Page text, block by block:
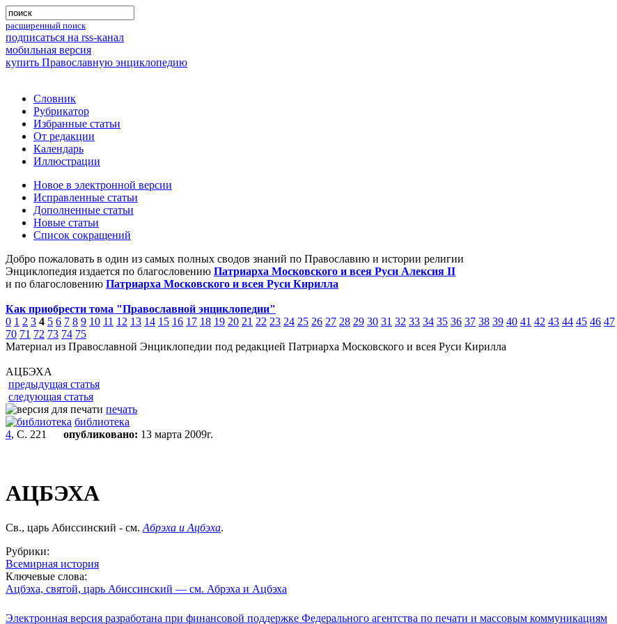
расширенный поиск
подписаться на rss-канал
мобильная версия
купить Православную энциклопедию
Словник
Рубрикатор
Избранные статьи
От редакции
Календарь
Иллюстрации
Новое в электронной версии
Исправленные статьи
Дополненные статьи
Новые статьи
Список сокращений
Добро пожаловать в один из самых полных сводов знаний по Православию и истории религии
Энциклопедия издается по благословению Патриарха Московского и всея Руси Алексия II
и по благословению Патриарха Московского и всея Руси Кирилла
Как приобрести тома "Православной энциклопедии"
0 1 2 3 4 5 6 7 8 9 10 11 12 13 14 15 16 17 18 19 20 21 22 23 24 25 26 27 28 29 30 31 32 33 34 35 36 37 38 39 40 41 42 43 44 45 46 47
70 71 72 73 74 75
Материал из Православной Энциклопедии под редакцией Патриарха Московского и всея Руси Кирилла
АЦБЭХА
предыдущая статья
следующая статья
печать
библиотека
4, С. 221 опубликовано: 13 марта 2009г.
АЦБЭХА
Св., царь Абиссинский - см. Абрэха и Ацбэха.
Рубрики:
Всемирная история
Ключевые слова:
Ацбэха, святой, царь Абиссинский — см. Абрэха и Ацбэха
Электронная версия разработана при финансовой поддержке Федерального агентства по печати и массовым коммуникациям